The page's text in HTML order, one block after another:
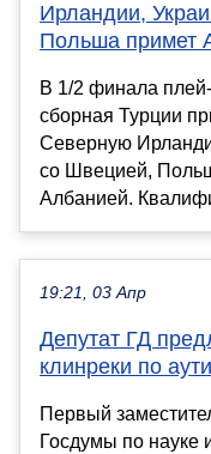
Ирландии,
Польша примет
В 1/2 финала
сборная Турции
Северную
со Швецией,
Албанией.
19:21, 03 Апр
Депутат ГД
клинреки по
Первый
Госдумы по науке